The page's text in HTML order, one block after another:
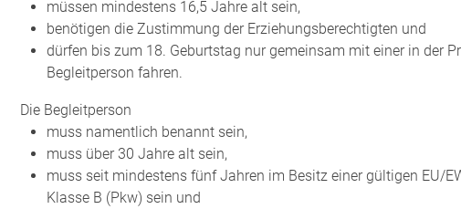
müssen mindestens 16,5 Jahre alt sein,
benötigen die Zustimmung der Erziehungsberechtigten und
dürfen bis zum 18. Geburtstag nur gemeinsam mit einer in der
Begleitperson fahren.
Die Begleitperson
muss namentlich benannt sein,
muss über 30 Jahre alt sein,
muss seit mindestens fünf Jahren im Besitz einer gültigen EU/
Klasse B (Pkw) sein und